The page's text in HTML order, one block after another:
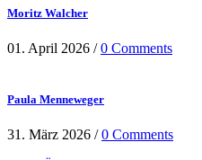
Moritz Walcher
01. April 2026 /0 Comments
Paula Menneweger
31. März 2026 /0 Comments